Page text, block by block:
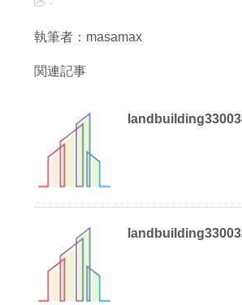
-
執筆者：masamax
関連記事